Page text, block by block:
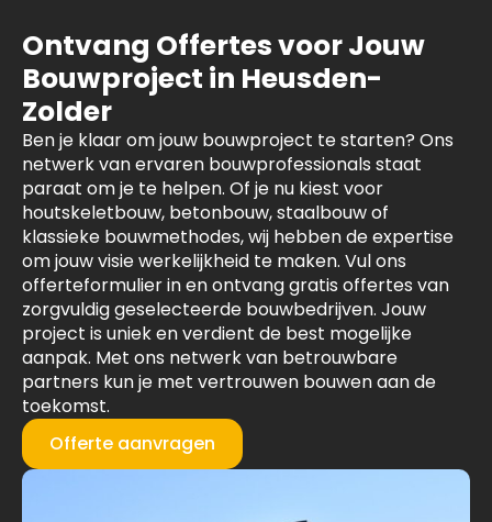
Ontvang Offertes voor Jouw
Bouwproject in Heusden-
Zolder
Ben je klaar om jouw bouwproject te starten? Ons
netwerk van ervaren bouwprofessionals staat
paraat om je te helpen. Of je nu kiest voor
houtskeletbouw, betonbouw, staalbouw of
klassieke bouwmethodes, wij hebben de expertise
om jouw visie werkelijkheid te maken. Vul ons
offerteformulier in en ontvang gratis offertes van
zorgvuldig geselecteerde bouwbedrijven. Jouw
project is uniek en verdient de best mogelijke
aanpak. Met ons netwerk van betrouwbare
partners kun je met vertrouwen bouwen aan de
toekomst.
Offerte aanvragen